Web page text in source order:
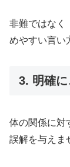
非難ではなく
めやすい言い
3. 明確
体の関係に対
誤解を与えま